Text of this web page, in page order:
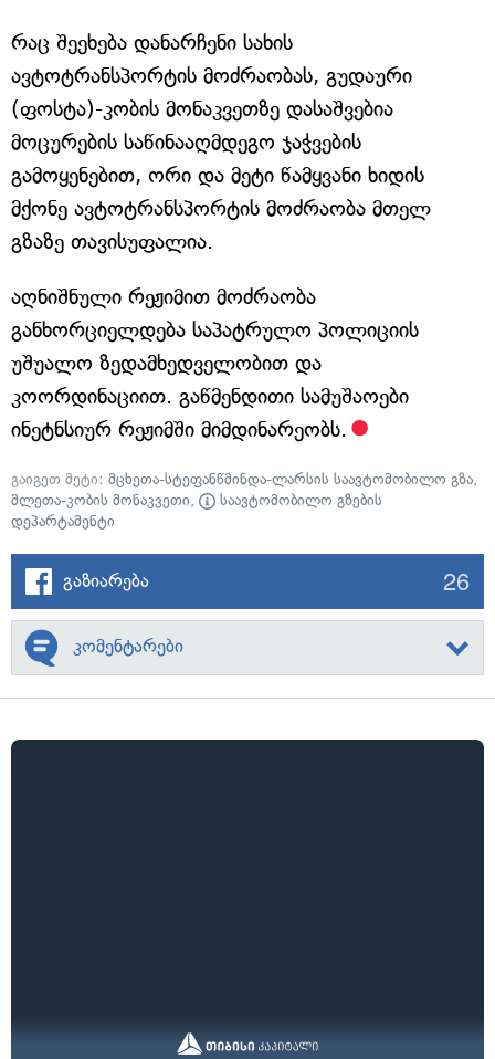
რაც შეეხება დანარჩენი სახის
ავტოტრანსპორტის მოძრაობას, გუდაური
(ფოსტა)-კობის მონაკვეთზე დასაშვებია
მოცურების საწინააღმდეგო ჯაჭვების
გამოყენებით, ორი და მეტი წამყვანი ხიდის
მქონე ავტოტრანსპორტის მოძრაობა მთელ
გზაზე თავისუფალია.
აღნიშნული რეჟიმით მოძრაობა
განხორციელდება საპატრულო პოლიციის
უშუალო ზედამხედველობით და
კოორდინაციით. გაწმენდითი სამუშაოები
ინეტნსიურ რეჟიმში მიმდინარეობს.
გაიგეთ მეტი: მცხეთა-სტეფანწმინდა-ლარსის საავტომობილო გზა,
მლეთა-კობის მონაკვეთი,
საავტომობილო გზების
დეპარტამენტი
გაზიარება 26
კომენტარები